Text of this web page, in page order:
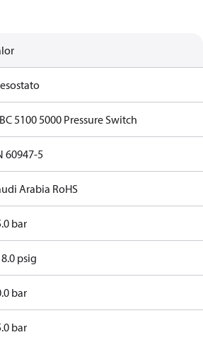
5100 5000 Pressure Switch
60947-5
Arabia RoHS
bar
psig
bar
bar